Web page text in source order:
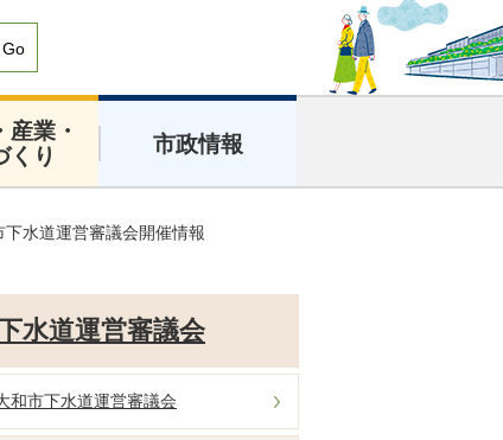
Go
産業・
くり
市政情報
下水道運営審議会開催情報
水道運営審議会
和市下水道運営審議会